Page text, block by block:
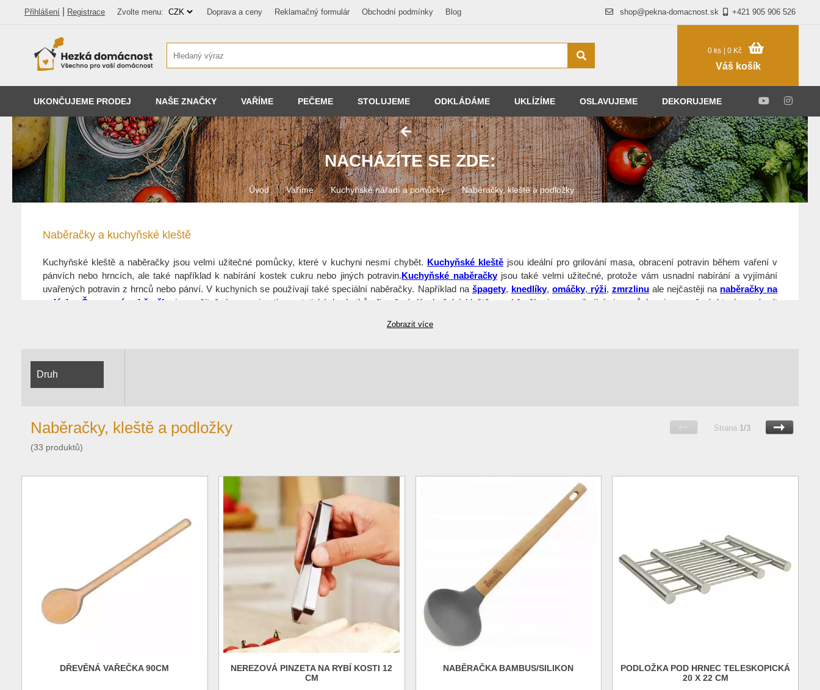
Přihlášení Registrace Zvolte menu: Doprava a ceny Reklamačný formulár Obchodní podmínky Blog +421 905 906 526
shop@pekna-domacnost.sk
0 ks | 0 Kč
Váš košík
UKONČUJEME PRODEJ NAŠE ZNAČKY VAŘÍME PEČEME STOLUJEME ODKLÁDÁME UKLÍZÍME OSLAVUJEME DEKORUJEME
NACHÁZÍTE SE ZDE:
Úvod Vaříme Kuchyňské nářadí a pomůcky Naběračky, kleště a podložky
Naběračky a kuchyňské kleště
Kuchyňské kleště a naběračky jsou velmi užitečné pomůcky, které v kuchyni nesmí chybět. Kuchyňské kleště jsou ideální pro grilování masa, obracení potravin během vaření v
pánvích nebo hrncích, ale také například k nabírání kostek cukru nebo jiných potravin.Kuchyňské naběračkyjsou také velmi užitečné, protože vám usnadní nabírání a vyjímání
uvařených potravin z hrnců nebo pánví. V kuchyních se používají také speciální naběračky. Například na špagety, knedlíky, omáčky, rýži, zmrzlinuale nejčastěji na naběračky na
polévky
Šumovací naběračky
jsou užitečné pro vyjmutí neestetických zbytků při vaření. Kuchyňské kleště a naběračky jsou vynikajícími pomůckami pro vaření, které musí mít
Zobrazit více
Druh
Naběračky, kleště a podložky
(33 produktů)
Strana 1/3
DŘEVĚNÁ VAŘEČKA 90CM
NEREZOVÁ PINZETA NA RYBÍ KOSTI 12
CM
NABĚRAČKA BAMBUS/SILIKON
PODLOŽKA POD HRNEC TELESKOPICKÁ
20 X 22 CM